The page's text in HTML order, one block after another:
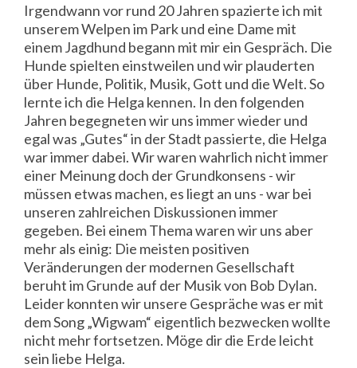
Irgendwann vor rund 20 Jahren spazierte ich mit
unserem Welpen im Park und eine Dame mit
einem Jagdhund begann mit mir ein Gespräch. Die
Hunde spielten einstweilen und wir plauderten
über Hunde, Politik, Musik, Gott und die Welt. So
lernte ich die Helga kennen. In den folgenden
Jahren begegneten wir uns immer wieder und
egal was „Gutes“ in der Stadt passierte, die Helga
war immer dabei. Wir waren wahrlich nicht immer
einer Meinung doch der Grundkonsens - wir
müssen etwas machen, es liegt an uns - war bei
unseren zahlreichen Diskussionen immer
gegeben. Bei einem Thema waren wir uns aber
mehr als einig: Die meisten positiven
Veränderungen der modernen Gesellschaft
beruht im Grunde auf der Musik von Bob Dylan.
Leider konnten wir unsere Gespräche was er mit
dem Song „Wigwam“ eigentlich bezwecken wollte
nicht mehr fortsetzen. Möge dir die Erde leicht
sein liebe Helga.